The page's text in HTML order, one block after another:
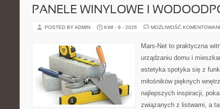
PANELE WINYLOWE I
POSTED BY ADMIN KWI - 9 - 2026 MOŻLIWOŚĆ
Mars-Net to praktyczna
urządzaniu domu i
estetyka spotyka się z
miłośników pięknych
najlepszych inspiracji,
związanych z listwami, a